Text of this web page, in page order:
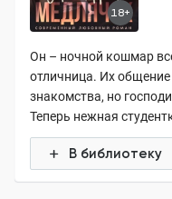
18+
Он – ночной кошмар
отличница. Их общение
знакомства, но
Теперь нежная
В библиотеку